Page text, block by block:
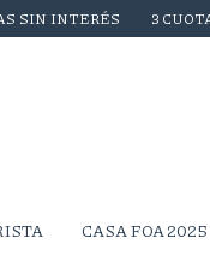
3 CUOTAS SIN
CASA FOA 2025